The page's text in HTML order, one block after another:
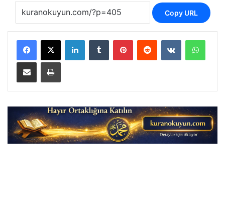
Copy URL
LinkedInTumblr PinterestReddit VKontakte
E-Posta ile paylaş Yazdır